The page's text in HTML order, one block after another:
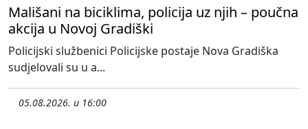
Mališani na biciklima, policija uz njih – poučna
akcija u Novoj Gradiški
Policijski službenici Policijske postaje Nova Gradiška
sudjelovali su u a...
05.08.2026. u 16:00